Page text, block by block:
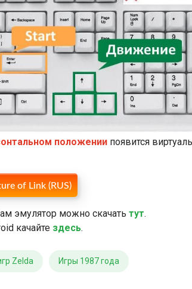
положениипоявится
of Link (RUS)
эмулятор можно скачать тут.
качайте здесь.
Zelda Игры 1987 года